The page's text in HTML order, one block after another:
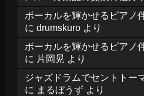
ボーカルを輝かせるピアノ
に drumskuro より
ボーカルを輝かせるピアノ
に 片岡晃 より
ジャズドラムでセントトー
に まるぼうず より